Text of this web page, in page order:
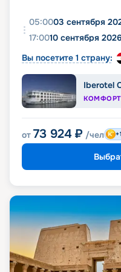
05:0003 сентября
17:0010 сентября 2026
Вы посетите 1 страну:
Iberotel
КОМФОРТ
от 73 924 ₽ /чел